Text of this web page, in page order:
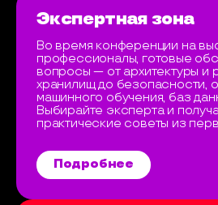
Экспертная зона
Во время конференции на
профессионалы, готовые
вопросы — от архитектуры и
хранилищ до безопасности,
машинного обучения, баз
Выбирайте эксперта и
практические советы из
Подробнее